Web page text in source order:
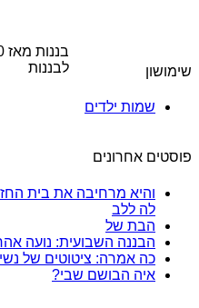
שימושון
שמות ילדים
פוסטים אחרונים
והיא מרחיבה את בית
לה ללב
הבת של
הבננה השבועית: נועה
כה אמרה: ציטוטים של
איה הבושם שבי?
בננות מאז
לבננות